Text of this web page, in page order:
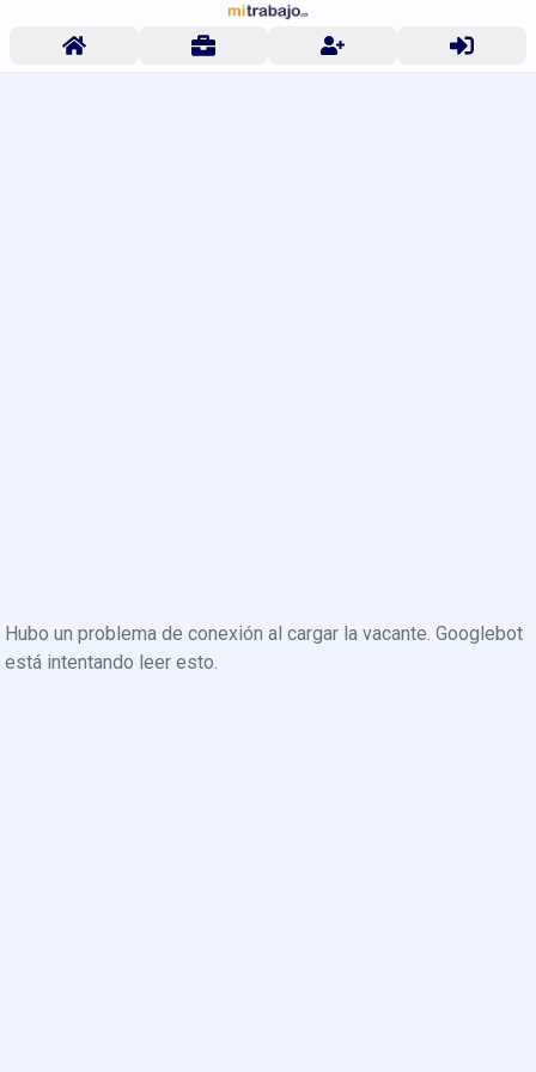
Hubo un problema de conexión al cargar la vacante. Googlebot
está intentando leer esto.